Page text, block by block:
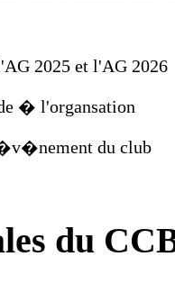
2025 et l'AG 2026
� l'organsation
du club
du